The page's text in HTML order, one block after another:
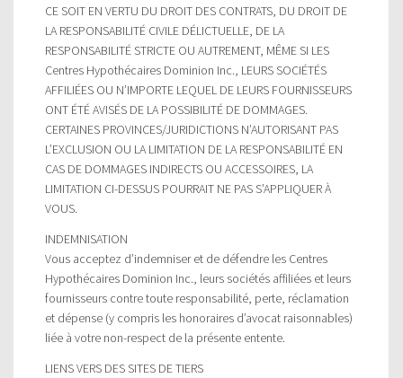
CE SOIT EN VERTU DU DROIT DES CONTRATS, DU DROIT DE
LA RESPONSABILITÉ CIVILE DÉLICTUELLE, DE LA
RESPONSABILITÉ STRICTE OU AUTREMENT, MÊME SI LES
Centres Hypothécaires Dominion Inc., LEURS SOCIÉTÉS
AFFILIÉES OU N’IMPORTE LEQUEL DE LEURS FOURNISSEURS
ONT ÉTÉ AVISÉS DE LA POSSIBILITÉ DE DOMMAGES.
CERTAINES PROVINCES/JURIDICTIONS N’AUTORISANT PAS
L’EXCLUSION OU LA LIMITATION DE LA RESPONSABILITÉ EN
CAS DE DOMMAGES INDIRECTS OU ACCESSOIRES, LA
LIMITATION CI-DESSUS POURRAIT NE PAS S’APPLIQUER À
VOUS.
INDEMNISATION
Vous acceptez d’indemniser et de défendre les Centres
Hypothécaires Dominion Inc., leurs sociétés affiliées et leurs
fournisseurs contre toute responsabilité, perte, réclamation
et dépense (y compris les honoraires d’avocat raisonnables)
liée à votre non-respect de la présente entente.
LIENS VERS DES SITES DE TIERS